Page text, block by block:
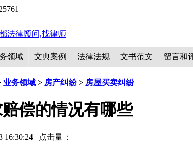
领域 文典案例 法律法规 文书范文 留言和
业务领域 > 房产纠纷> 房屋买卖纠纷
偿的情况有哪些
| 点击量：